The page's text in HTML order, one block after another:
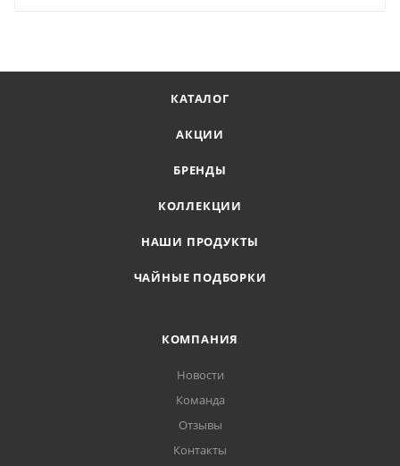
КАТАЛОГ
АКЦИИ
БРЕНДЫ
КОЛЛЕКЦИИ
НАШИ ПРОДУКТЫ
ЧАЙНЫЕ ПОДБОРКИ
КОМПАНИЯ
Новости
Команда
Отзывы
Контакты